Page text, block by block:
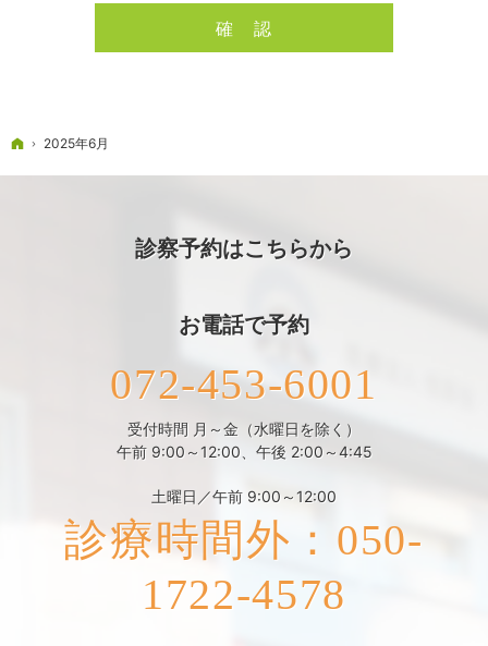
ホーム
2025年6月
診察予約はこちらから
お電話で予約
072-453-6001
受付時間 月～金（水曜日を除く）
午前 9:00～12:00、午後 2:00～4:45
土曜日／午前 9:00～12:00
診療時間外：050-
1722-4578